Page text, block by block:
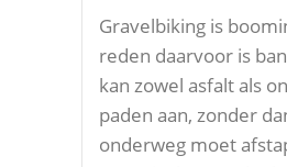
Gravelbiking is
reden daarvoor is
kan zowel asfalt als
paden aan, zonder
onderweg moet